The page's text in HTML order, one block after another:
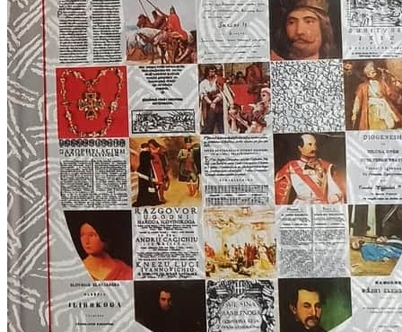
POVIJEST I PUBLICISTIKA
PRIRODNE ZNANOSTI
PSIHOLOGIJA, POPULARNA PSIHOLOGIJA,
ALTERNATIVA
RAZNO
RELIGIJA
OD RJEČNIKA
DO ZEMLJOVIDA
RJEČNICI, GRAMATIKE, PRAVOPISI…
ŠAH
SPORT
STRIPOVI
TEHNIČKE ZNANOSTI
TEORIJA I POVIJEST KNJIŽEVNOSTI
VEDUTE
ZAGREB
ZEMLJOVIDI
Otkup knjiga
O nama
Novosti
AKCIJA
Pretraži: